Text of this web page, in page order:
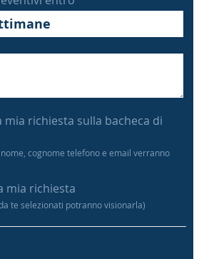
mia richiesta sulla bacheca di
cognome telefono e email verranno
mia richiesta
te selezionati potranno visionarla)